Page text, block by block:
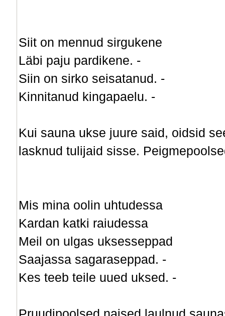
Siit on mennud sirgukene
Läbi paju pardikene. -
Siin on sirko seisatanud. -
Kinnitanud kingapaelu. -
Kui sauna ukse juure said, oidsid
lasknud tulijaid sisse.
Mis mina oolin uhtudessa
Kardan katki raiudessa
Meil on ulgas uksesseppad
Saajassa sagaraseppad. -
Kes teeb teile uued uksed. -